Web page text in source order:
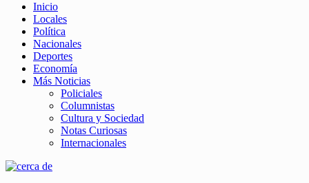
Inicio
Locales
Política
Nacionales
Deportes
Economía
Más Noticias
Policiales
Columnistas
Cultura y Sociedad
Notas Curiosas
Internacionales